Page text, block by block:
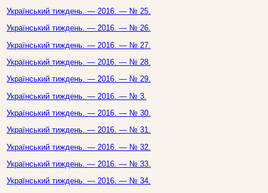
Український тиждень. — 2016. — № 25.
Український тиждень. — 2016. — № 26.
Український тиждень. — 2016. — № 27.
Український тиждень. — 2016. — № 28.
Український тиждень. — 2016. — № 29.
Український тиждень. — 2016. — № 3.
Український тиждень. — 2016. — № 30.
Український тиждень. — 2016. — № 31.
Український тиждень. — 2016. — № 32.
Український тиждень. — 2016. — № 33.
Український тиждень. — 2016. — № 34.